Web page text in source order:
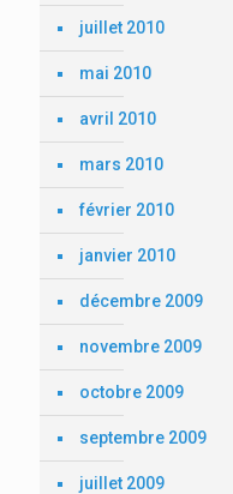
juillet 2010
mai 2010
avril 2010
mars 2010
février 2010
janvier 2010
décembre 2009
novembre 2009
octobre 2009
septembre 2009
juillet 2009